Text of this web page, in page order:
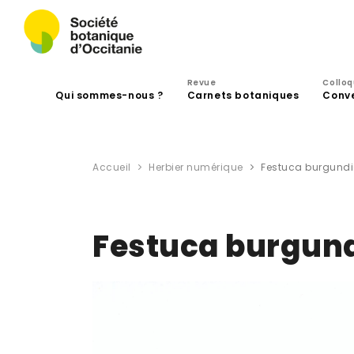
Qui sommes-nous ?
Revue
Carnets botaniques
Accueil Herbier numérique Festuca
Festuca